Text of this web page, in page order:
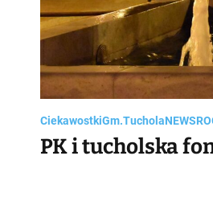
CiekawostkiGm.Tuchola
PK i tucholska